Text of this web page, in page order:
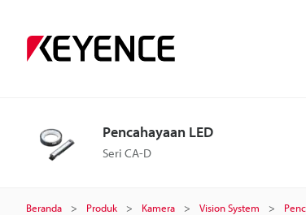
Pencahayaan LED
Seri CA-D
Beranda Produk Kamera Vision System